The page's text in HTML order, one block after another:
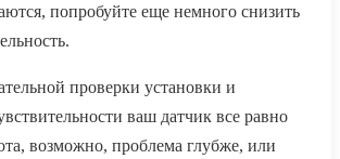
попробуйте еще немного снизить
проверки установки и
ваш датчик все равно
возможно, проблема глубже, или